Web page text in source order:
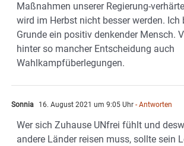
Maßnahmen unserer Regierung-
wird im Herbst nicht besser werden. Ich
Grunde ein positiv denkender Mensch.
hinter so mancher Entscheidung auch
Wahlkampfüberlegungen.
Sonnia 16. August 2021 um 9:05 Uhr - Antworten
Wer sich Zuhause UNfrei fühlt und
andere Länder reisen muss, sollte sein